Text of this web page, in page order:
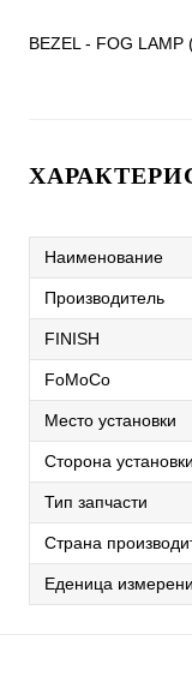
BEZEL - FOG LAMP
Наименование
Производитель
FINISH
FoMoCo
Место установки
Сторона установки
Тип запчасти
Страна
Еденица